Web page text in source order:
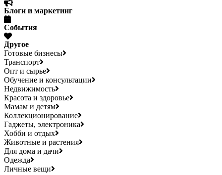
Блоги и маркетинг
События
Другое
Готовые бизнесы
Транспорт
Опт и сырье
Обучение и консультации
Недвижимость
Красота и здоровье
Мамам и детям
Коллекционирование
Гаджеты, электроника
Хобби и отдых
Животные и растения
Для дома и дачи
Одежда
Личные вещи